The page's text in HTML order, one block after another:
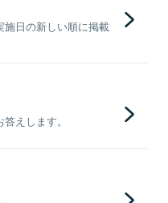
日の新しい順に掲載
えします。